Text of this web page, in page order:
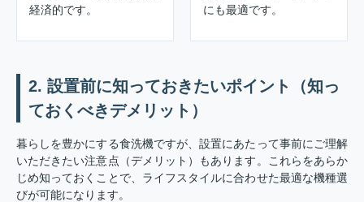
経済的です。
にも最適です。
2. 設置前に知っておきたいポイント（知っ
ておくべきデメリット）
暮らしを豊かにする食洗機ですが、設置にあたって事前にご理解
いただきたい注意点（デメリット）もあります。これらをあらか
じめ知っておくことで、ライフスタイルに合わせた最適な機種選
びが可能になります。